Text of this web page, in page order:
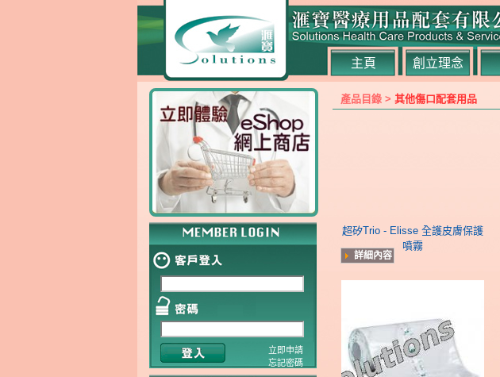
主頁 創立理念
立即申請
忘記密碼
產品目錄 > 其他傷口配套用品
超矽Trio - Elisse 全護皮膚保護
噴霧
詳細內容